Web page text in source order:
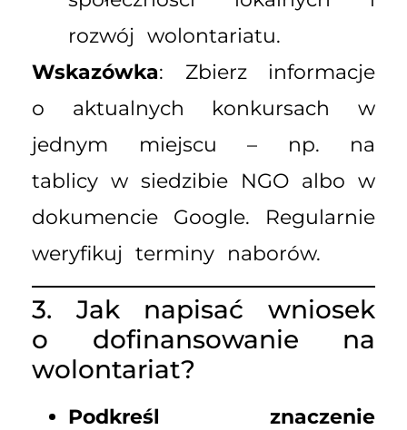
rozwój wolontariatu.
Wskazówka: Zbierz informacje
o aktualnych konkursach w
jednym miejscu – np. na
tablicy w siedzibie NGO albo w
dokumencie Google. Regularnie
weryfikuj terminy naborów.
3. Jak napisać wniosek
o dofinansowanie na
wolontariat?
Podkreśl znaczenie